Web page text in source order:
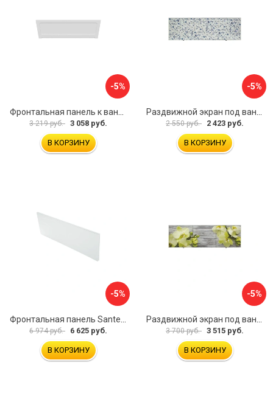
-5%
3 219 руб. 3 058 руб.
В КОРЗИНУ
-5%
2 550 руб. 2 423 руб.
В КОРЗИНУ
-5%
6 974 руб. 6 625 руб.
В КОРЗИНУ
-5%
3 700 руб. 3 515 руб.
В КОРЗИНУ